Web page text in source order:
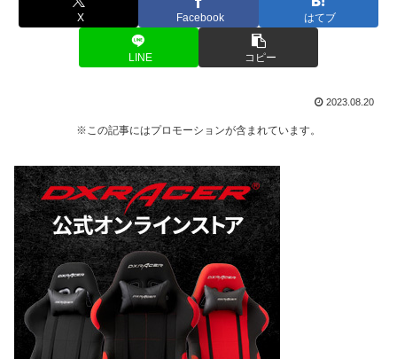
X Facebook はてブ
LINE コピー
2023.08.20
※この記事にはプロモーションが含まれています。